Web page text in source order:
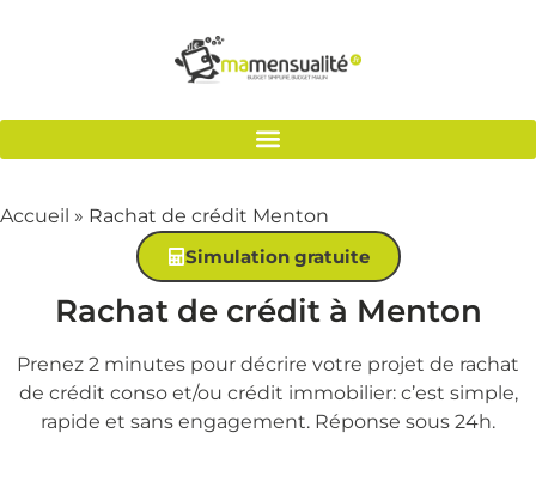
Accueil » Rachat de crédit Menton
Simulation gratuite
Rachat de crédit à Menton
Prenez 2 minutes pour décrire votre projet de rachat
de crédit conso et/ou crédit immobilier: c’est simple,
rapide et sans engagement. Réponse sous 24h.